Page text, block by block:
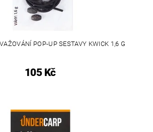
POP-UP SESTAVY KWICK 1,6 G
105 Kč